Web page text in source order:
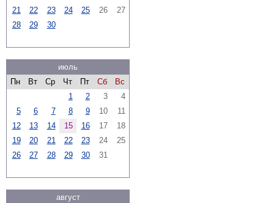
21
22 23 24 25 26
27
28
29 30
июль
Пн
Вт Ср Чт Пт Сб
Вс
1
2 3
4
5
6 7 8 9 10
11
12
13 14 15 16 17
18
19
20 21 22 23 24
25
26
27 28 29 30 31
август